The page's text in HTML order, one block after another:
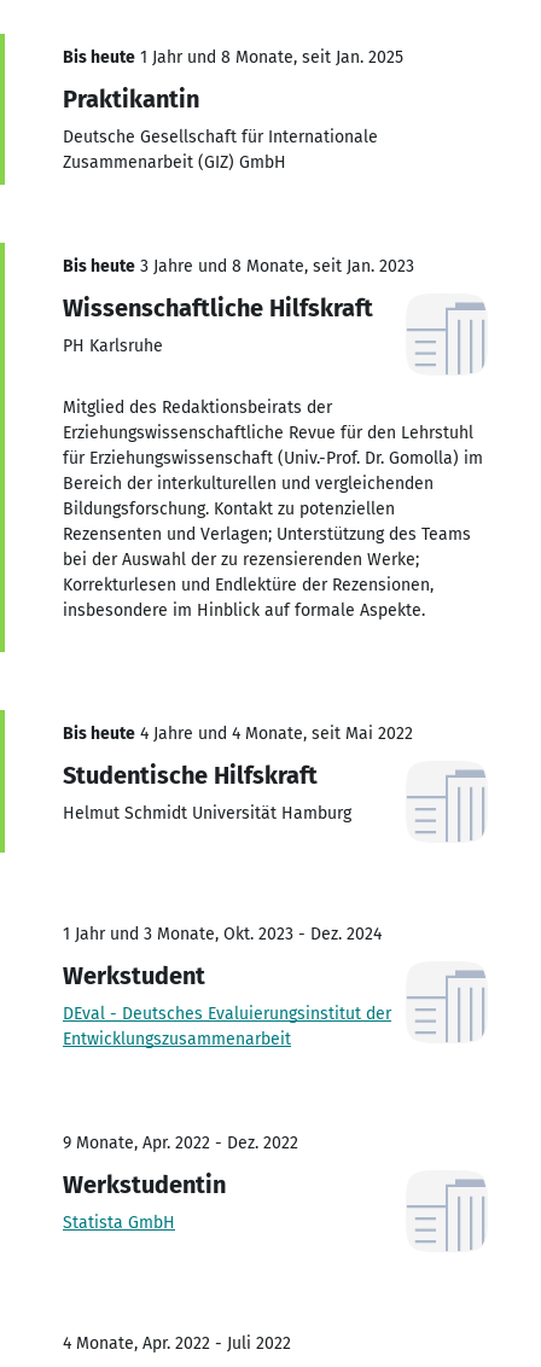
Bis heute 1 Jahr und 8 Monate, seit Jan. 2025
Praktikantin
Deutsche Gesellschaft für Internationale
Zusammenarbeit (GIZ) GmbH
Bis heute 3 Jahre und 8 Monate, seit Jan. 2023
Wissenschaftliche Hilfskraft
PH Karlsruhe
Mitglied des Redaktionsbeirats der
Erziehungswissenschaftliche Revue für den Lehrstuhl
für Erziehungswissenschaft (Univ.-Prof. Dr. Gomolla) im
Bereich der interkulturellen und vergleichenden
Bildungsforschung. Kontakt zu potenziellen
Rezensenten und Verlagen; Unterstützung des Teams
bei der Auswahl der zu rezensierenden Werke;
Korrekturlesen und Endlektüre der Rezensionen,
insbesondere im Hinblick auf formale Aspekte.
Bis heute 4 Jahre und 4 Monate, seit Mai 2022
Studentische Hilfskraft
Helmut Schmidt Universität Hamburg
1 Jahr und 3 Monate, Okt. 2023 - Dez. 2024
Werkstudent
DEval - Deutsches Evaluierungsinstitut der
Entwicklungszusammenarbeit
9 Monate, Apr. 2022 - Dez. 2022
Werkstudentin
Statista GmbH
4 Monate, Apr. 2022 - Juli 2022